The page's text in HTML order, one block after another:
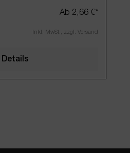
Ab 2,66 €*
Inkl. MwSt., zzgl. Versand
Details